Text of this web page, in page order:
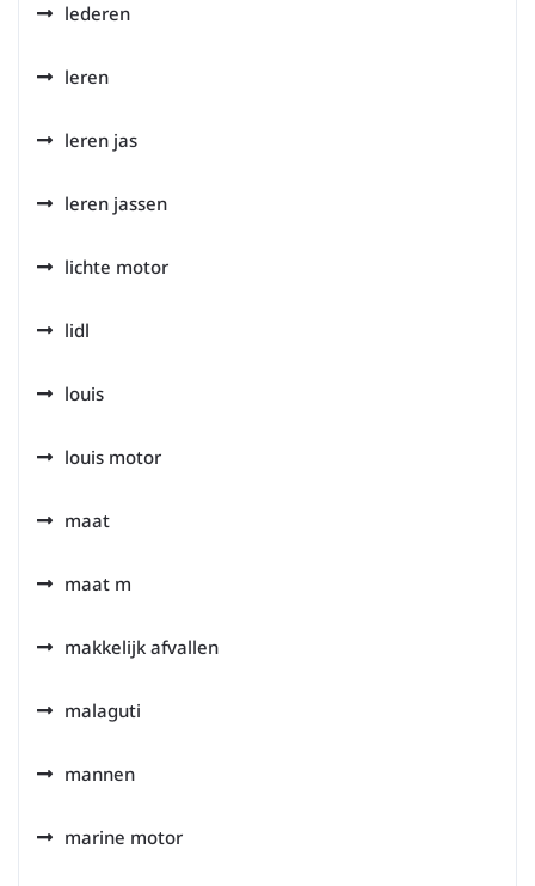
lederen
leren
leren jas
leren jassen
lichte motor
lidl
louis
louis motor
maat
maat m
makkelijk afvallen
malaguti
mannen
marine motor